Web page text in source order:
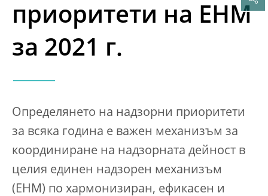
приоритети на ЕНМ
за 2021 г.
Определянето на надзорни приоритети
за всяка година е важен механизъм за
координиране на надзорната дейност в
целия единен надзорен механизъм
(ЕНМ) по хармонизиран, ефикасен и